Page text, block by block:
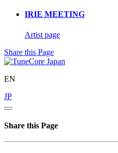
IRIE MEETING
Artist page
Share this Page
EN
JP
Share this Page